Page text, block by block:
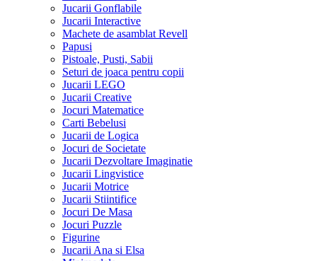
Jucarii Gonflabile
Jucarii Interactive
Machete de asamblat Revell
Papusi
Pistoale, Pusti, Sabii
Seturi de joaca pentru copii
Jucarii LEGO
Jucarii Creative
Jocuri Matematice
Carti Bebelusi
Jucarii de Logica
Jocuri de Societate
Jucarii Dezvoltare Imaginatie
Jucarii Lingvistice
Jucarii Motrice
Jucarii Stiintifice
Jocuri De Masa
Jocuri Puzzle
Figurine
Jucarii Ana si Elsa